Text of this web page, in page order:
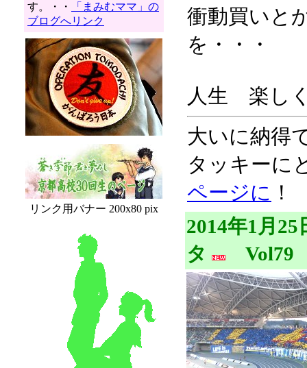
す。・・
「まみむママ」の
ブログへリンク
リンク用バナー 200x80 pix
衝動買いと
を・・・
人生 楽し
大いに納得
タッキーに
ページに ！
2014年1月
タ
Vol79